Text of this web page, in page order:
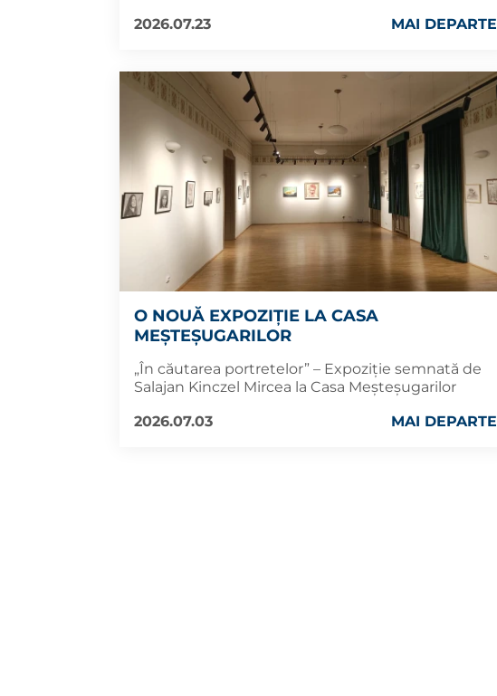
2026.07.23
MAI DEPARTE
O NOUĂ EXPOZIȚIE LA CASA
MEȘTEȘUGARILOR
„În căutarea portretelor” – Expoziție semnată de
Salajan Kinczel Mircea la Casa Meșteșugarilor
2026.07.03
MAI DEPARTE